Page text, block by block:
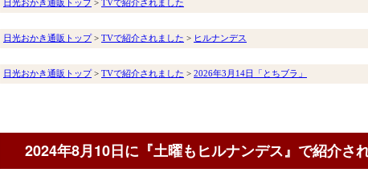
日光おかき通販トップ> TVで紹介されました
日光おかき通販トップ> TVで紹介されました > ヒルナンデス
日光おかき通販トップ> TVで紹介されました > 2026年3月14日「とちブラ」